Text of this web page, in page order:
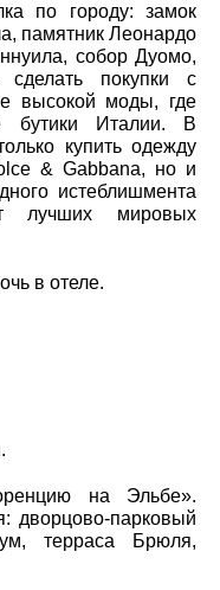
по городу: замок
памятник Леонардо
собор Дуомо,
покупки с
высокой моды, где
бутики Италии. В
купить одежду
& Gabbana, но и
истеблишмента
лучших мировых
в отеле.
на Эльбе».
дворцово-парковый
терраса Брюля,